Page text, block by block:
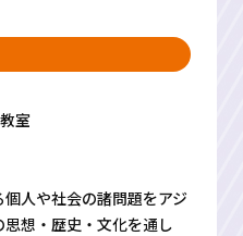
室
人や社会の諸問題をアジ
想・歴史・文化を通し